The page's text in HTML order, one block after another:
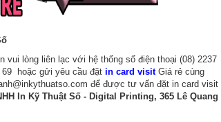
vui lòng liên lạc với hệ thống số điện thoại (08) 2237
69 hoặc gửi yêu cầu đặt in card visitGiá rẻ cùng
để được tư vấn đặt in card visit
In Kỹ Thuật Số - Digital Printing, 365 Lê Quang